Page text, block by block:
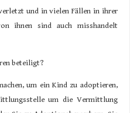
und in vielen Fällen in ihrer
ihnen sind auch misshandelt
beteiligt?
um ein Kind zu adoptieren,
um die Vermittlung